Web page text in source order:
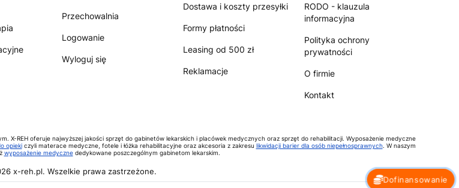
Przechowalnia
Logowanie
Wyloguj się
Dostawa i koszty przesyłki
Formy płatności
Leasing od 500 zł
Reklamacje
RODO - klauzula
informacyjna
Polityka ochrony
prywatności
O firmie
Kontakt
Dofinansowanie
X-REH oferuje najwyższej jakości sprzęt do gabinetów lekarskich i placówek medycznych oraz sprzęt do rehabilitacji. Wyposażenie medyczne
opiekiczyli materace medyczne, fotele i łóżka rehabilitacyjne oraz akcesoria z zakresu likwidacji barier dla osób niepełnosprawnych. W naszym
wyposażenie medycznededykowane poszczególnym gabinetom lekarskim.
x-reh.pl. Wszelkie prawa zastrzeżone.